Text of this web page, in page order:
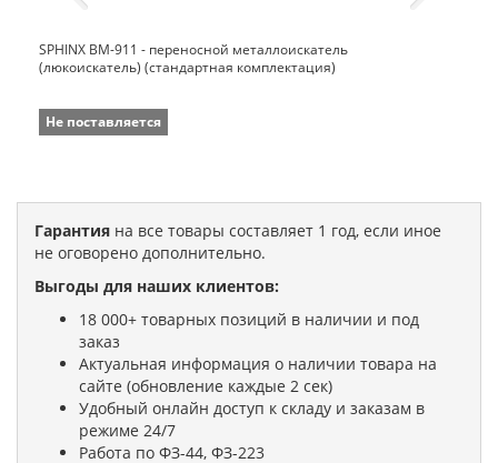
SPHINX ВМ-911 - переносной металлоискатель
(люкоискатель) (стандартная комплектация)
Не поставляется
Гарантия на все товары составляет 1 год, если иное
не оговорено дополнительно.
Выгоды для наших клиентов:
18 000+ товарных позиций в наличии и под
заказ
Актуальная информация о наличии товара на
сайте (обновление каждые 2 сек)
Удобный онлайн доступ к складу и заказам в
режиме 24/7
Работа по ФЗ-44, ФЗ-223